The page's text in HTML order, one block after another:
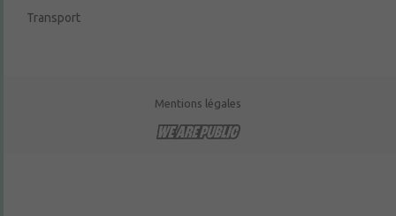
Transport
Mentions légales